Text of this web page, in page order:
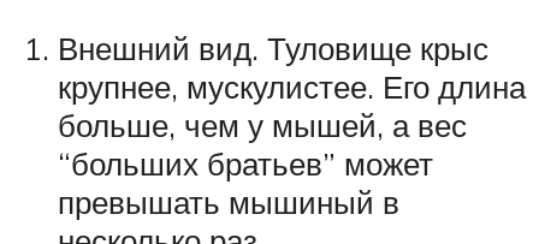
Внешний вид. Туловище крыс
крупнее, мускулистее. Его длина
больше, чем у мышей, а вес
“больших братьев” может
превышать мышиный в